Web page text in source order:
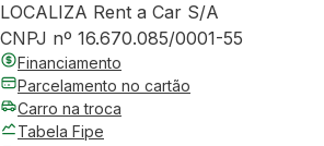
LOCALIZA Rent a Car S/A
CNPJ nº 16.670.085/0001-55
Financiamento
Parcelamento no cartão
Carro na troca
Tabela Fipe